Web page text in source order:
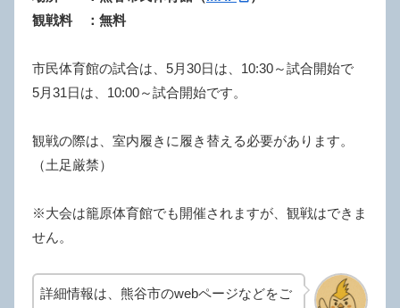
観戦料 ：無料
市民体育館の試合は、5月30日は、10:30～試合開始で
5月31日は、10:00～試合開始です。
観戦の際は、室内履きに履き替える必要があります。
（土足厳禁）
※大会は籠原体育館でも開催されますが、観戦はできま
せん。
詳細情報は、熊谷市のwebページなどをご